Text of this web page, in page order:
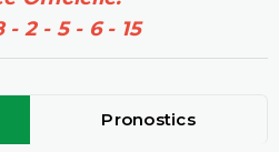
- 2 - 5 - 6 - 15
Pronostics